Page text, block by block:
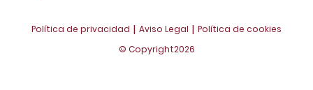
Política de privacidad | Aviso Legal | Política de cookies
© Copyright2026